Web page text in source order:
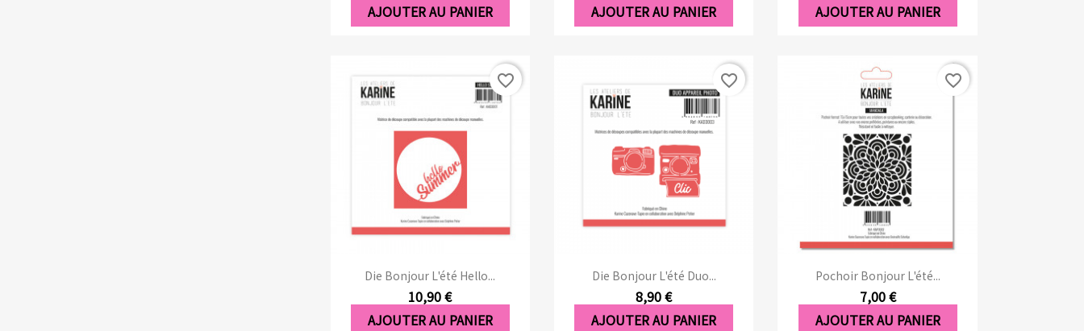
AJOUTER AU PANIER
AJOUTER AU PANIER
AJOUTER AU PANIER
Die Bonjour L'été Hello...
10,90 €
AJOUTER AU PANIER
Aperçu rapide
favorite_border
Die Bonjour L'été Duo...
8,90 €
AJOUTER AU PANIER
Aperçu rapide
favorite_border
Pochoir Bonjour L'été...
7,00 €
AJOUTER AU PANIER
Aperçu rapide
favorite_border